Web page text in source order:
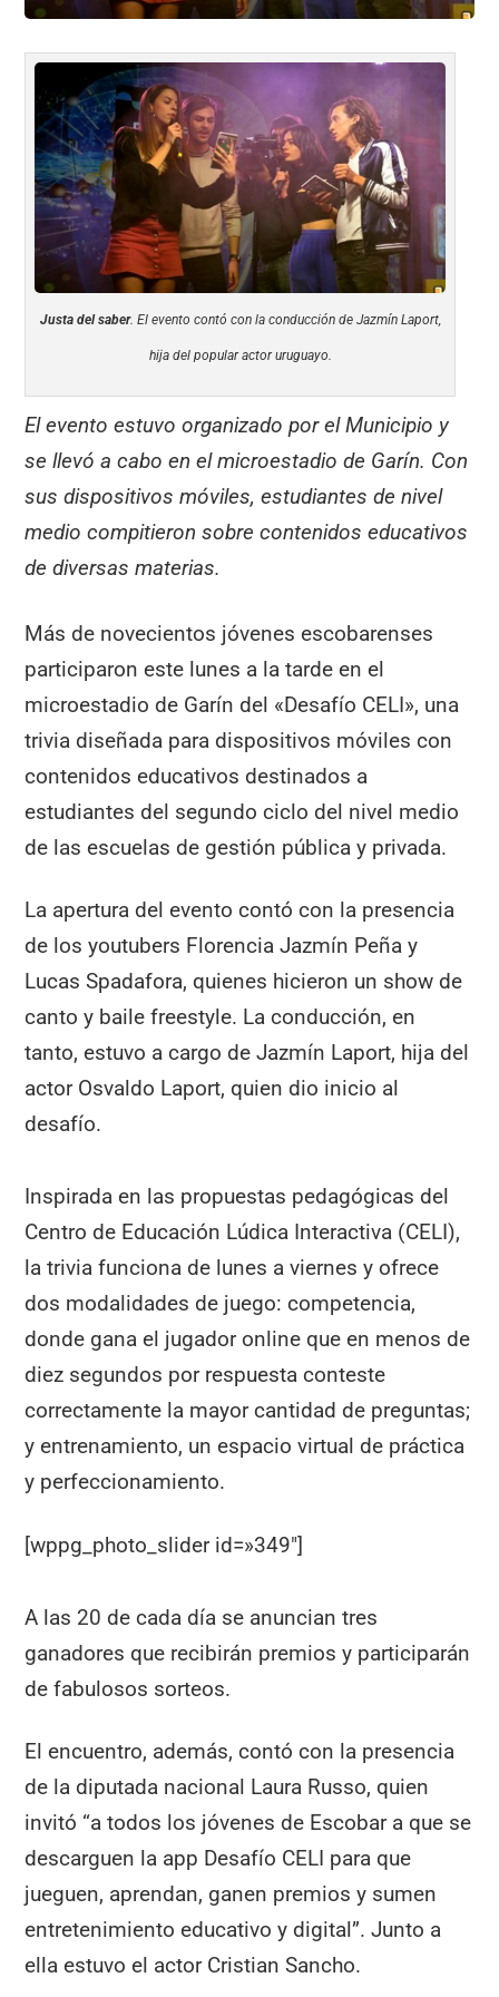
Justa del saber. El evento contó con la conducción de Jazmín Laport,
hija del popular actor uruguayo.
El evento estuvo organizado por el Municipio y
se llevó a cabo en el microestadio de Garín. Con
sus dispositivos móviles, estudiantes de nivel
medio compitieron sobre contenidos educativos
de diversas materias.
Más de novecientos jóvenes escobarenses
participaron este lunes a la tarde en el
microestadio de Garín del «Desafío CELI», una
trivia diseñada para dispositivos móviles con
contenidos educativos destinados a
estudiantes del segundo ciclo del nivel medio
de las escuelas de gestión pública y privada.
La apertura del evento contó con la presencia
de los youtubers Florencia Jazmín Peña y
Lucas Spadafora, quienes hicieron un show de
canto y baile freestyle. La conducción, en
tanto, estuvo a cargo de Jazmín Laport, hija del
actor Osvaldo Laport, quien dio inicio al
desafío.
Inspirada en las propuestas pedagógicas del
Centro de Educación Lúdica Interactiva (CELI),
la trivia funciona de lunes a viernes y ofrece
dos modalidades de juego: competencia,
donde gana el jugador online que en menos de
diez segundos por respuesta conteste
correctamente la mayor cantidad de preguntas;
y entrenamiento, un espacio virtual de práctica
y perfeccionamiento.
[wppg_photo_slider id=»349″]
A las 20 de cada día se anuncian tres
ganadores que recibirán premios y participarán
de fabulosos sorteos.
El encuentro, además, contó con la presencia
de la diputada nacional Laura Russo, quien
invitó “a todos los jóvenes de Escobar a que se
descarguen la app Desafío CELI para que
jueguen, aprendan, ganen premios y sumen
entretenimiento educativo y digital”. Junto a
ella estuvo el actor Cristian Sancho.